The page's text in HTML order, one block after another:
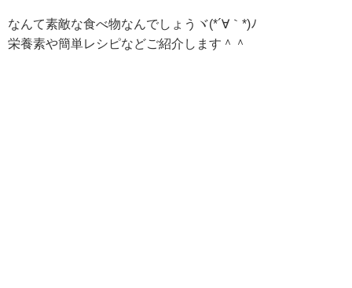
なんて素敵な食べ物なんでしょうヾ(*´∀｀*)ﾉ
栄養素や簡単レシピなどご紹介します＾＾